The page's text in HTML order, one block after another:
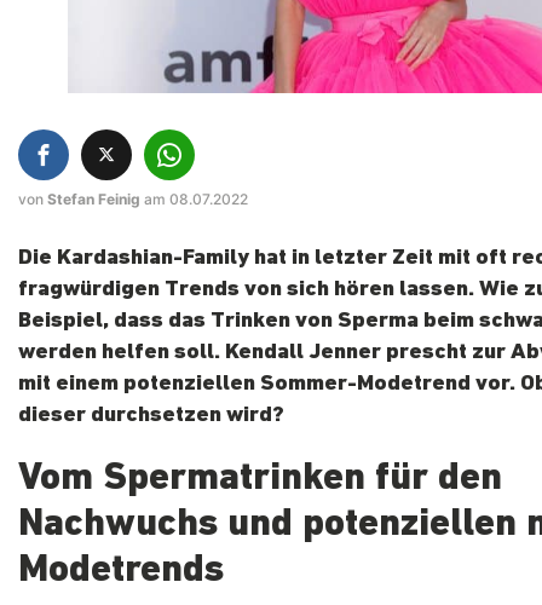
von Stefan Feinig am 08.07.2022
Die Kardashian-Family hat in letzter Zeit mit oft
fragwürdigen Trends von sich hören lassen. Wie
Beispiel, dass das Trinken von Sperma beim
werden helfen soll. Kendall Jenner prescht zur
mit einem potenziellen Sommer-Modetrend vor.
dieser durchsetzen wird?
Vom Spermatrinken für den
Nachwuchs und potenziellen
Modetrends